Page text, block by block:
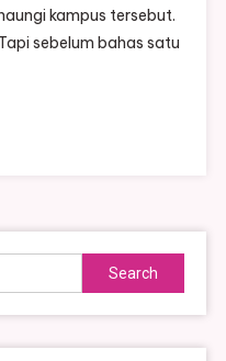
kampus tersebut.
sebelum bahas satu
Search
for: